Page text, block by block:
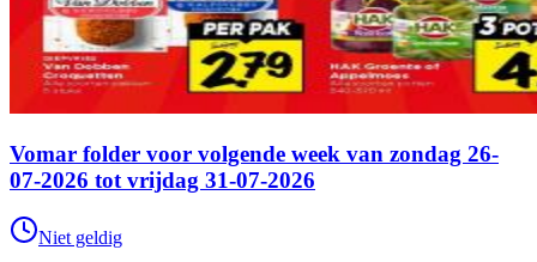
Vomar folder voor volgende week van zondag 26-
07-2026 tot vrijdag 31-07-2026
Niet geldig